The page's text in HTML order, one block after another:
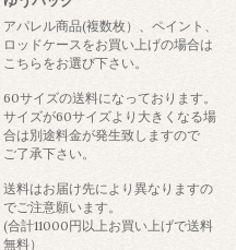
アパレル商品(複数枚）、ペイント、
ロッドケースをお買い上げの場合は
こちらをお選び下さい。
60サイズの送料になっております。
サイズが60サイズより大きくなる場
合は別途料金が発生致しますので
ご了承下さい。
送料はお届け先により異なりますの
でご注意願います。
(合計11000円以上お買い上げで送料
無料）